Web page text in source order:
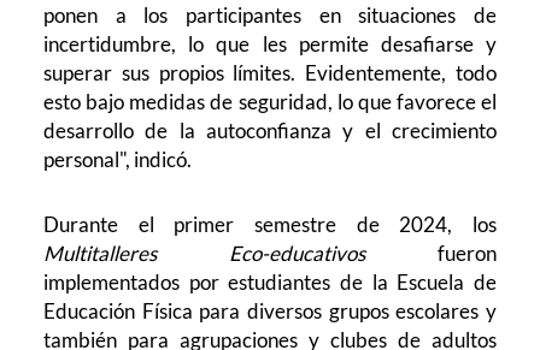
ponen a los participantes en situaciones de
incertidumbre, lo que les permite desafiarse y
superar sus propios límites. Evidentemente, todo
esto bajo medidas de seguridad, lo que favorece el
desarrollo de la autoconfianza y el crecimiento
personal", indicó.
Durante el primer semestre de 2024, los
Multitalleres Eco-educativosfueron
implementados por estudiantes de la Escuela de
Educación Física para diversos grupos escolares y
también para agrupaciones y clubes de adultos